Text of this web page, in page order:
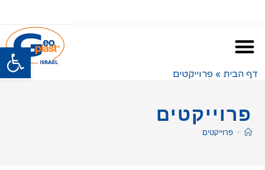
דף הבית » פרוייקטים
פרוייקטים
> פרוייקטים